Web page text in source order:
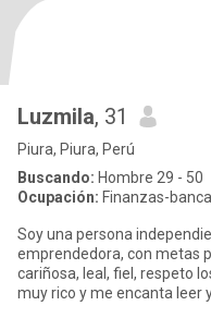
Luzmila, 31
Piura, Piura, Perú
Buscando: Hombre 29 - 50
Ocupación: Finanzas-
Soy una persona
emprendedora, con metas
cariñosa, leal, fiel, respeto
muy rico y me encanta leer